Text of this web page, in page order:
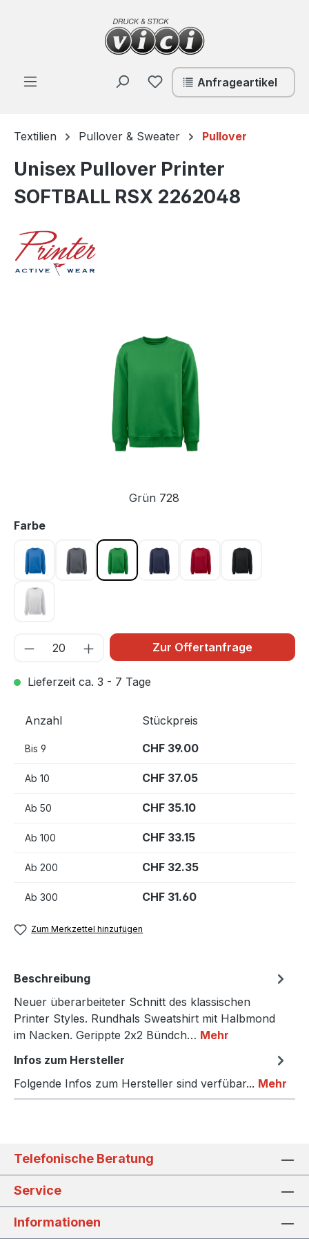
Zum Hauptinhalt springen
Du hast 0 Produkte auf
Anfrageartikel
Textilien Pullover & Sweater Pullover
Unisex Pullover Printer
SOFTBALL RSX 2262048
Grün 728
Farbeauswählen
Blau 632Grau 935Grün 728Marine 600Rot 400 Schwarz
Weiss 100
Zur Offertanfrage
Lieferzeit ca. 3 - 7 Tage
Anzahl Stückpreis
Bis 9 CHF 39.00
Ab 10 CHF 37.05
Ab 50 CHF 35.10
Ab 100 CHF 33.15
Ab 200 CHF 32.35
Ab 300 CHF 31.60
Zum Merkzettel hinzufügen
Beschreibung
Neuer überarbeiteter Schnitt des klassischen
Printer Styles. Rundhals Sweatshirt mit Halbmond
im Nacken. Gerippte 2x2 Bündch… Mehr
Infos zum Hersteller
Folgende Infos zum Hersteller sind verfübar... Mehr
Telefonische Beratung
Service
Informationen